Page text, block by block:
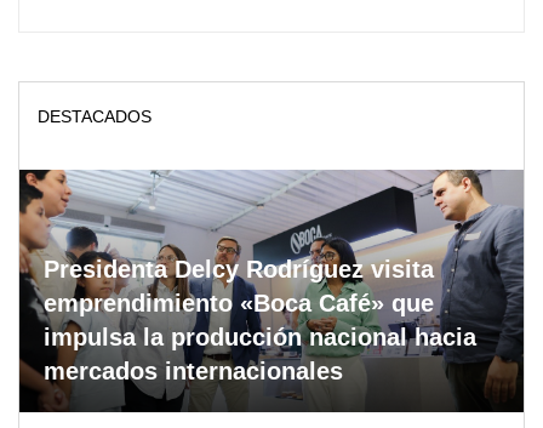
DESTACADOS
Presidenta Delcy Rodríguez visita
emprendimiento «Boca Café» que
impulsa la producción nacional hacia
mercados internacionales